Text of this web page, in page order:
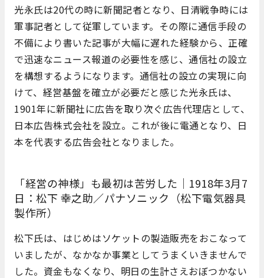
光永氏は20代の時に新聞記者となり、日清戦争時には
軍事記者として従軍しています。その際に通信手段の
不備により書いた記事が大幅に遅れた経験から、正確
で迅速なニュース報道の必要性を感じ、通信社の設立
を構想するようになります。通信社の設立の実現に向
けて、経営基盤を確立が必要だと感じた光永氏は、
1901年に新聞社に広告を取り次ぐ広告代理店として、
日本広告株式会社を設立。これが後に電通となり、日
本を代表する広告会社となりました。
「経営の神様」も最初は苦労した｜1918年3月7
日：松下 幸之助／パナソニック（松下電気器具
製作所）
松下氏は、はじめはソケットの製造販売をおこなって
いましたが、なかなか事業としてうまくいきませんで
した。資金もなくなり、明日の生計さえおぼつかない